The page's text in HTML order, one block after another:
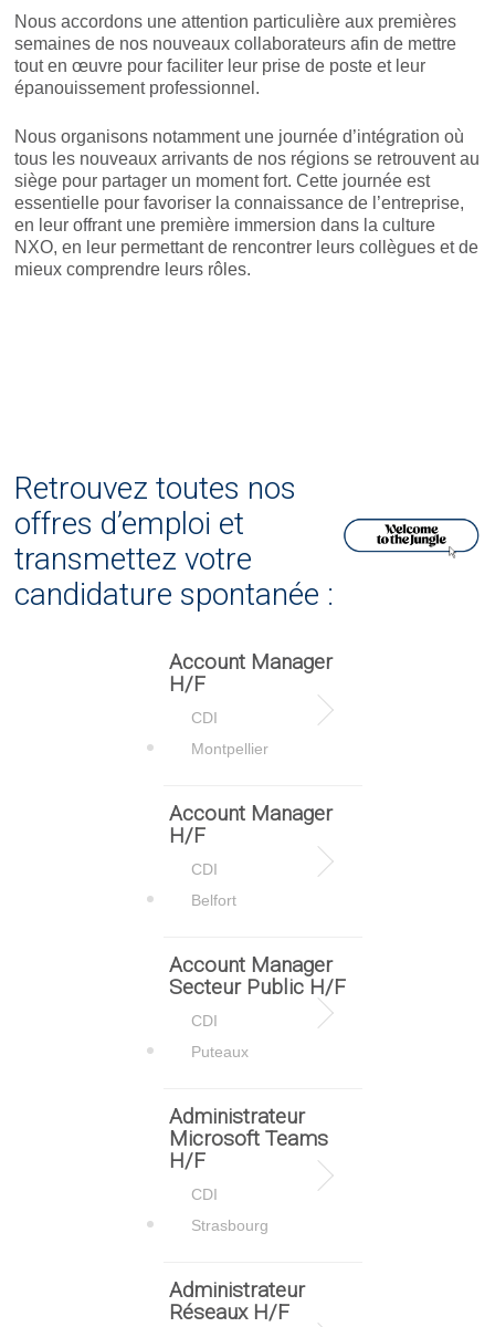
Nous accordons une attention particulière aux premières
semaines de nos nouveaux collaborateurs afin de mettre
tout en œuvre pour faciliter leur prise de poste et leur
épanouissement professionnel.
Nous organisons notamment une journée d’intégration où
tous les nouveaux arrivants de nos régions se retrouvent au
siège pour partager un moment fort. Cette journée est
essentielle pour favoriser la connaissance de l’entreprise,
en leur offrant une première immersion dans la culture
NXO, en leur permettant de rencontrer leurs collègues et de
mieux comprendre leurs rôles.
Retrouvez toutes nos
offres d’emploi et
transmettez votre
candidature spontanée :
Account Manager
H/F
CDI
Montpellier
Account Manager
H/F
CDI
Belfort
Account Manager
Secteur Public H/F
CDI
Puteaux
Administrateur
Microsoft Teams
H/F
CDI
Strasbourg
Administrateur
Réseaux H/F